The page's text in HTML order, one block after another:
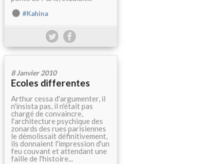
#Kahina
8 Janvier 2010
Ecoles differentes
Arthur cessa d'argumenter, il
n'insista pas, il n'était pas
chargé de convaincre,
l'architecture psychique des
zonards des rues parisiennes
le démolissait définitivement,
ils donnaient l'impression d'un
feu couvant et attendant une
faille de l'histoire...